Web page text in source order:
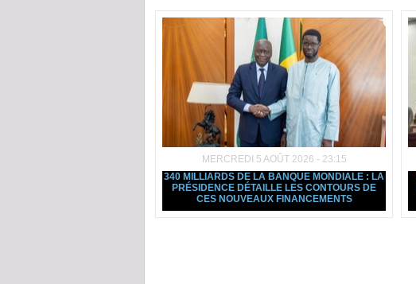
MERCREDI 5 AOÛT 2026 - 23:15
340 MILLIARDS DE LA BANQUE MONDIALE : LA
PRÉSIDENCE DÉTAILLE LES CONTOURS DE
CES NOUVEAUX FINANCEMENTS